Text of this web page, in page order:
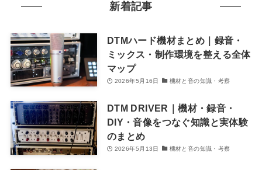
新着記事
DTMハード機材まとめ｜録音・
ミックス・制作環境を整える全体
マップ
2026年5月16日 機材と音の知識・考察
DTM DRIVER｜機材・録音・
DIY・音像をつなぐ知識と実体験
のまとめ
2026年5月13日 機材と音の知識・考察